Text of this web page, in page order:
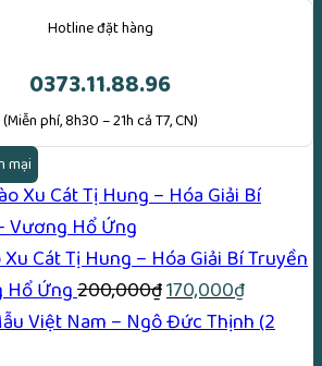
Hotline đặt hàng
0373.11.88.96
(Miễn phí, 8h30 – 21h cả T7, CN)
mại
Cát Tị Hung – Hóa Giải Bí Truyền
Hổ Ứng200,000₫Giá
gốc
170,000₫Giá
hiện